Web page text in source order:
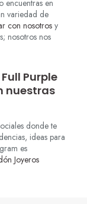
encuentras en
variedad de
con nosotros y
nosotros nos
Purple
nuestras
donde te
ideas para
es
Joyeros